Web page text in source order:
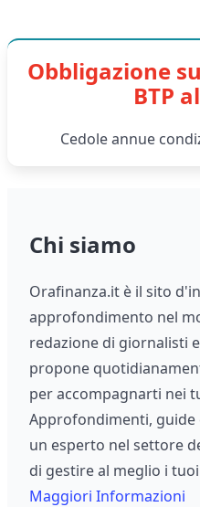
Obbligazione
BTP
Cedole annue
Chi siamo
Orafinanza.it è il sito
approfondimento nel
redazione di giornalisti
propone
per accompagnarti nei
Approfondimenti,
un esperto nel settore
di gestire al meglio i
Maggiori Informazioni